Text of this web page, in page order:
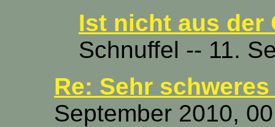
Ist nicht aus der
Schnuffel -- 11.
Re: Sehr
September 2010,